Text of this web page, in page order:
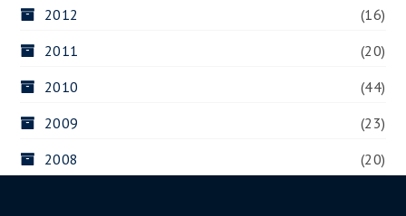
2012
(16)
2011
(20)
2010
(44)
2009
(23)
2008
(20)